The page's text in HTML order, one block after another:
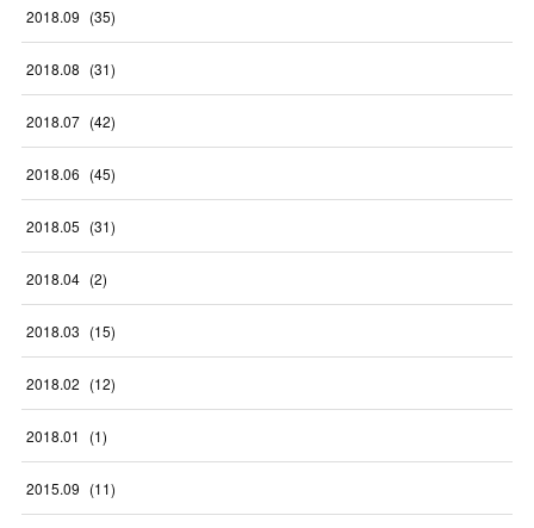
2018.09 (35)
2018.08 (31)
2018.07 (42)
2018.06 (45)
2018.05 (31)
2018.04 (2)
2018.03 (15)
2018.02 (12)
2018.01 (1)
2015.09 (11)